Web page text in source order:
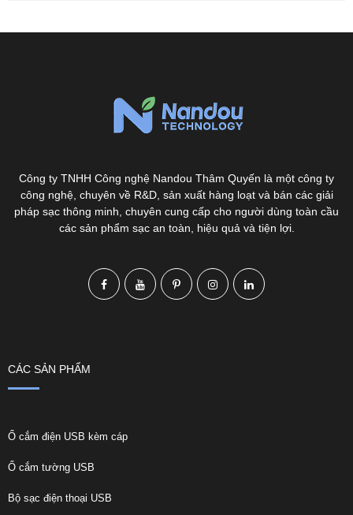
Công ty TNHH Công nghệ Nandou Thâm Quyến là một công ty
công nghệ, chuyên về R&D, sản xuất hàng loạt và bán các giải
pháp sạc thông minh, chuyên cung cấp cho người dùng toàn cầu
các sản phẩm sạc an toàn, hiệu quả và tiện lợi.
CÁC SẢN PHẨM
Ổ cắm điện USB kèm cáp
Ổ cắm tường USB
Bộ sạc điện thoại USB